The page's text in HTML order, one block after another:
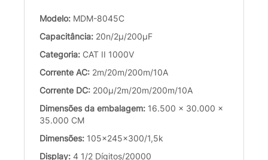
Modelo: MDM-8045C
Capacitância: 20n/2µ/200µF
Categoria: CAT II 1000V
Corrente AC: 2m/20m/200m/10A
Corrente DC: 200µ/2m/20m/200m/10A
Dimensões da embalagem: 16.500 x 30.000 x
35.000 CM
Dimensões: 105x245x300/1,5k
Display: 4 1/2 Dígitos/20000